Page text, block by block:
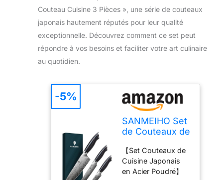
Couteau Cuisine 3 Pièces », une série de couteaux
japonais hautement réputés pour leur qualité
exceptionnelle. Découvrez comment ce set peut
répondre à vos besoins et faciliter votre art culinaire
au quotidien.
SANMEIHO Set
de Couteaux de
Japonais 3
Pièces Acier en
Poudre
【Set Couteaux de
Cuisine Japonais
en Acier Poudré】
-5%